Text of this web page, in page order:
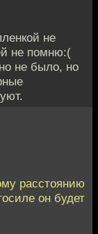
не
не помню:(
не было, но
расстоянию
он будет